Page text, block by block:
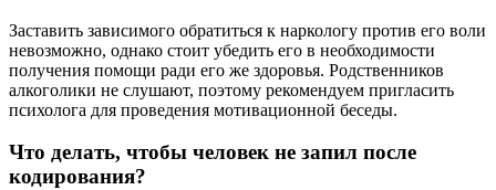
Заставить зависимого обратиться к наркологу против его воли
невозможно, однако стоит убедить его в необходимости
получения помощи ради его же здоровья. Родственников
алкоголики не слушают, поэтому рекомендуем пригласить
психолога для проведения мотивационной беседы.
Что делать, чтобы человек не запил после
кодирования?